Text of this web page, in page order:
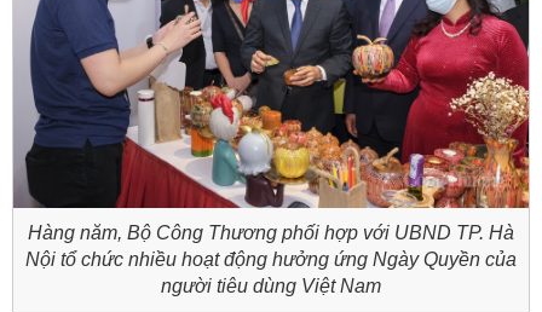
Hàng năm, Bộ Công Thương phối hợp với UBND TP. Hà
Nội tổ chức nhiều hoạt động hưởng ứng Ngày Quyền của
người tiêu dùng Việt Nam